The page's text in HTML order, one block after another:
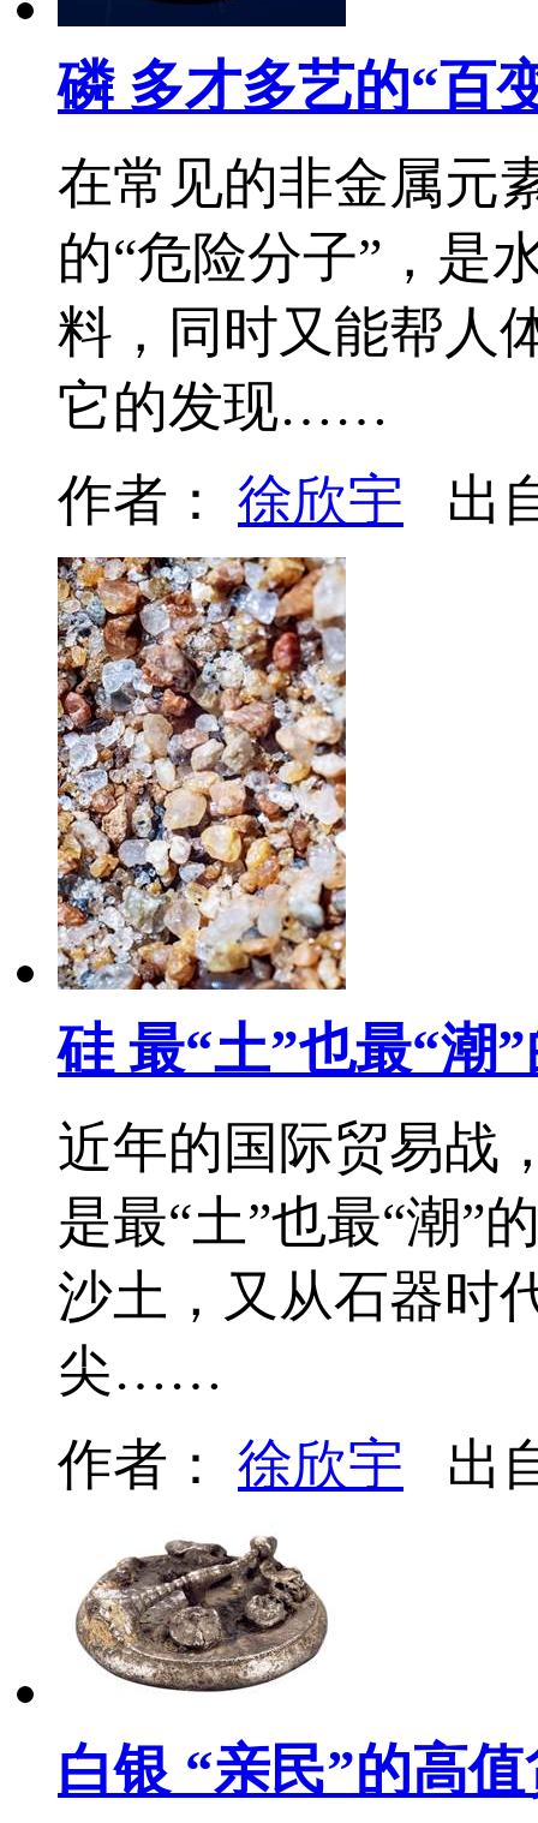
磷 多才多艺的“百
在常见的非金属元
的“危险分子”，是
料，同时又能帮人
它的发现……
作者： 徐欣宇 出
硅 最“土”也最“潮
近年的国际贸易战
是最“土”也最“潮”
沙土，又从石器时
尖……
作者： 徐欣宇 出
白银 “亲民”的高